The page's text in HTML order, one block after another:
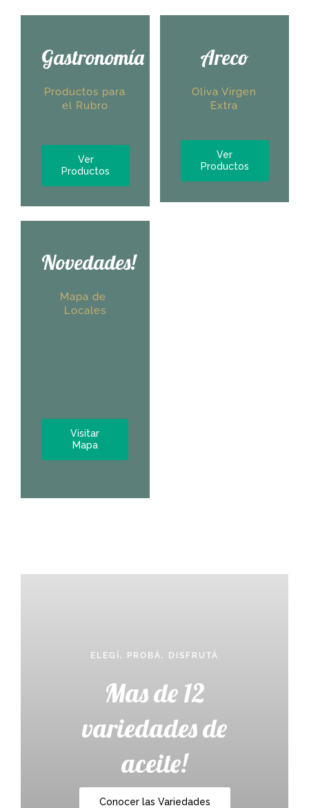
Gastronomía
Productos para
el Rubro
Ver
Productos
Areco
Oliva Virgen
Extra
Ver
Productos
Novedades!
Mapa de
Locales
Visitar
Mapa
ELEGÍ, PROBÁ, DISFRUTÁ
Mas de 12
variedades de
aceite!
Conocer las Variedades